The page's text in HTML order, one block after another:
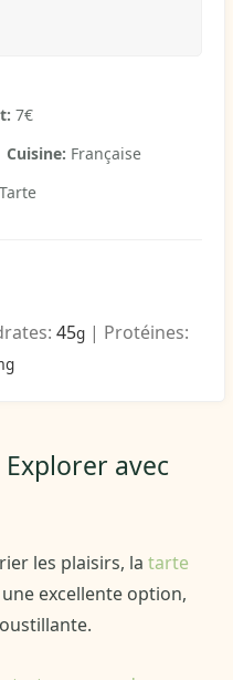
7€
Cuisine: Française
45g | Protéines:
avec
les plaisirs, la tarte
excellente option,